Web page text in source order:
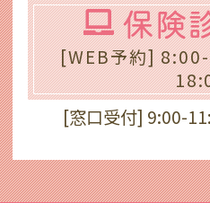
保険
[WEB予約]
[窓口受付] 9:00-